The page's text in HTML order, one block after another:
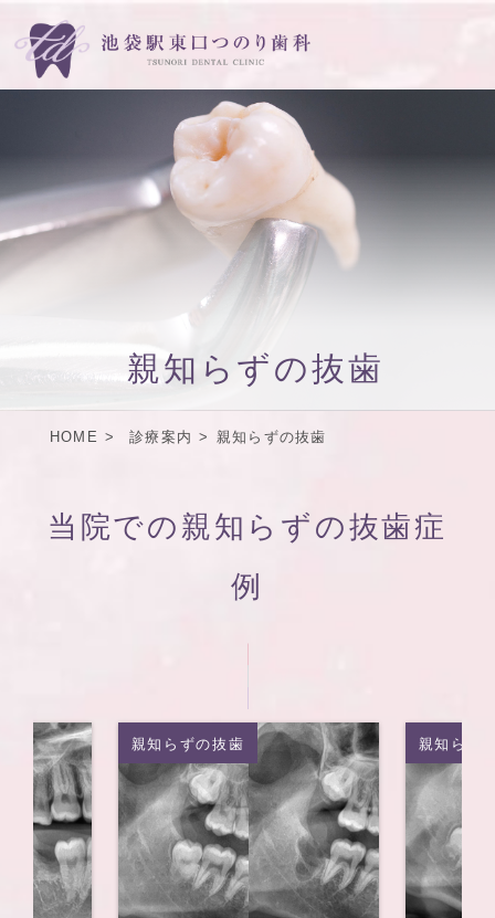
親知らずの抜歯
HOME 診療案内 親知らずの抜歯
当院での親知らずの抜歯症
例
親知らずの抜歯 親知らず